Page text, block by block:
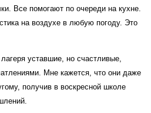
Все помогают по очереди на кухне.
на воздухе в любую погоду. Это
уставшие, но счастливые,
Мне кажется, что они даже
получив в воскресной школе